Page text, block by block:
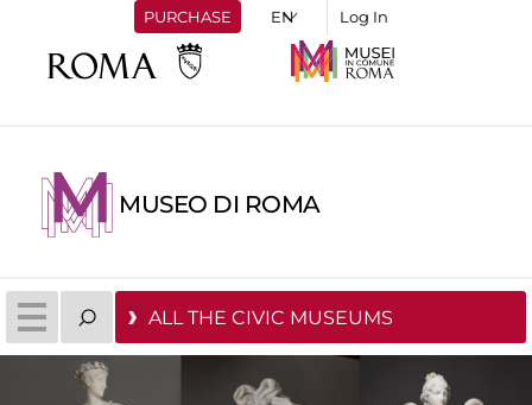
PURCHASE Log In
MUSEO DI ROMA
ALL THE CIVIC MUSEUMS